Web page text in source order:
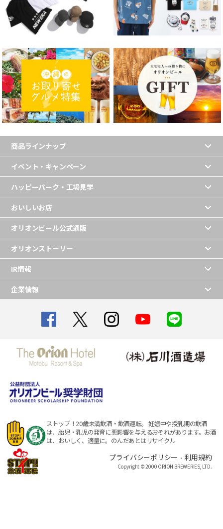
商品ラインナップ
イベント・キャンペーン
ハッピーパーク・工場見学
おいしいお店
オリオンビール公式通販
オリオンストーリー
IR情報
企業情報
ストップ！20歳未満飲酒・飲酒運転。 妊娠中や授乳期の飲酒
は、胎児・乳児の発育に悪影響を与えるおそれがあります。 お酒
は、おいしく、適量に。のんだあとはリサイクル
プライバシーポリシー ・ 利用規約
Copyright © 2000 ORION BREWERIES, LTD.